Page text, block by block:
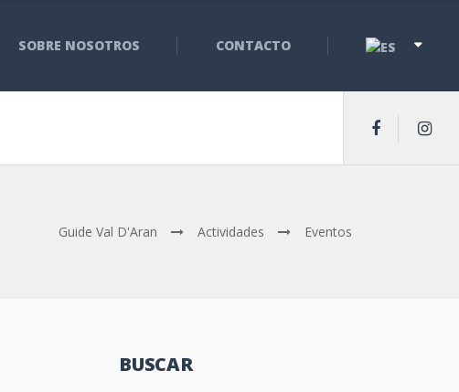
SOBRE NOSOTROS CONTACTO
Guide Val D'Aran Actividades Eventos
BUSCAR